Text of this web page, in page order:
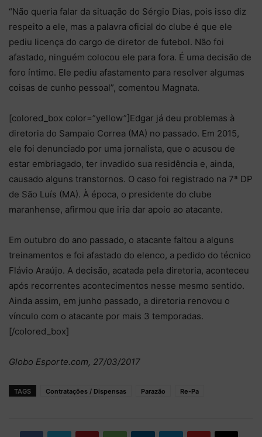
“Não queria falar da situação do Sérgio Dias, pois isso diz
respeito a ele, mas a palavra oficial do clube é que ele
pediu licença do cargo de diretor de futebol. Não foi
afastado, ninguém colocou ele para fora. É uma decisão de
foro íntimo. Ele pediu afastamento para resolver algumas
coisas de cunho pessoal”, comentou Magnata.
[colored_box color=”yellow”]Edgar já deu problemas à
diretoria do Sampaio Correa (MA) no passado. Em 2015,
ele foi denunciado por uma jornalista, que o acusou de
estar embriagado, ter invadido sua residência e, ainda,
causado alguns transtornos. O caso foi registrado na 7ª DP
de São Luís (MA). À época, o presidente do clube
maranhense, afirmou que iria dar apoio ao atacante.
Em outubro do ano passado, o atacante faltou a alguns
treinamentos e foi afastado do elenco, a pedido do técnico
Flávio Araújo. A decisão, acatada pela diretoria, aconteceu
após recorrentes acontecimentos nesse mesmo sentido.
Ainda assim, em junho passado, a diretoria renovou o
vínculo com o atacante por mais 3 temporadas.
[/colored_box]
Globo Esporte.com, 27/03/2017
TAGS Contratações / Dispensas Parazão Re-Pa